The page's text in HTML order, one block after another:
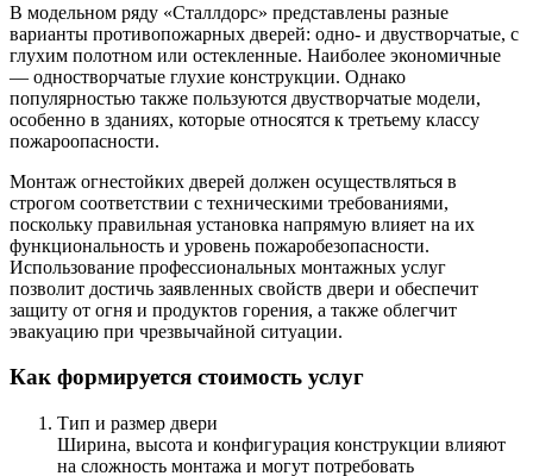
В модельном ряду «Сталлдорс» представлены разные
варианты противопожарных дверей: одно- и двустворчатые, с
глухим полотном или остекленные. Наиболее экономичные
— одностворчатые глухие конструкции. Однако
популярностью также пользуются двустворчатые модели,
особенно в зданиях, которые относятся к третьему классу
пожароопасности.
Монтаж огнестойких дверей должен осуществляться в
строгом соответствии с техническими требованиями,
поскольку правильная установка напрямую влияет на их
функциональность и уровень пожаробезопасности.
Использование профессиональных монтажных услуг
позволит достичь заявленных свойств двери и обеспечит
защиту от огня и продуктов горения, а также облегчит
эвакуацию при чрезвычайной ситуации.
Как формируется стоимость услуг
Тип и размер двери
Ширина, высота и конфигурация конструкции влияют
на сложность монтажа и могут потребовать